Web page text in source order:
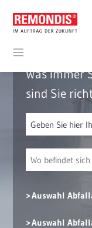
Was immer
sind Sie
Auswahl
Auswahl